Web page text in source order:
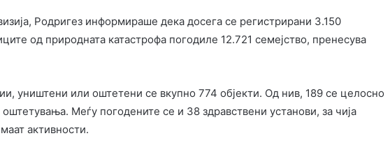
Родригез информираше дека досега се регистрирани 3.150
од природната катастрофа погодиле 12.721 семејство, пренесува
уништени или оштетени се вкупно 774 објекти. Од нив, 189 се целосно
Меѓу погодените се и 38 здравствени установи, за чија
активности.